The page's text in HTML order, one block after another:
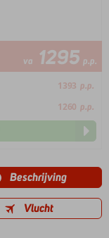
va 1295 p.p.
1393 p.p.
1260 p.p.
Beschrijving
Vlucht